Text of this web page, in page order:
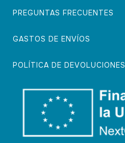
PREGUNTAS FRECUENTES
GASTOS DE ENVÍOS
POLÍTICA DE DEVOLUCIONES